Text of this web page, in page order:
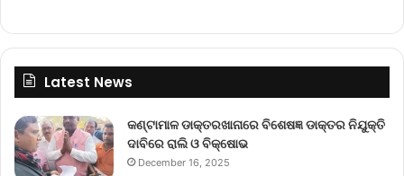
Latest News
କଣ୍ଟାମାଳ ଡାକ୍ତରଖାନାରେ ବିଶେଷଜ୍ଞ ଡାକ୍ତର ନିଯୁକ୍ତି
ଦାବିରେ ରାଲି ଓ ବିକ୍ଷୋଭ
December 16, 2025